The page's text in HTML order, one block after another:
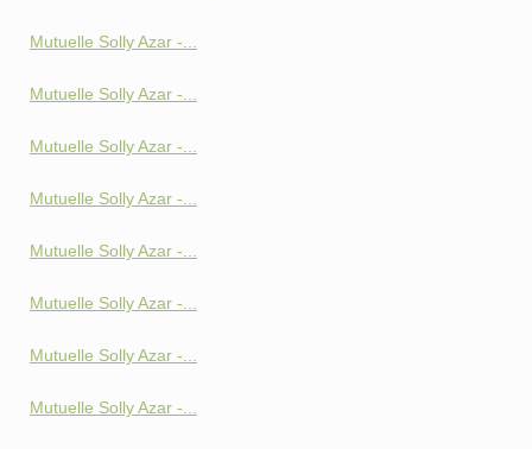
Mutuelle Solly Azar -...
Mutuelle Solly Azar -...
Mutuelle Solly Azar -...
Mutuelle Solly Azar -...
Mutuelle Solly Azar -...
Mutuelle Solly Azar -...
Mutuelle Solly Azar -...
Mutuelle Solly Azar -...